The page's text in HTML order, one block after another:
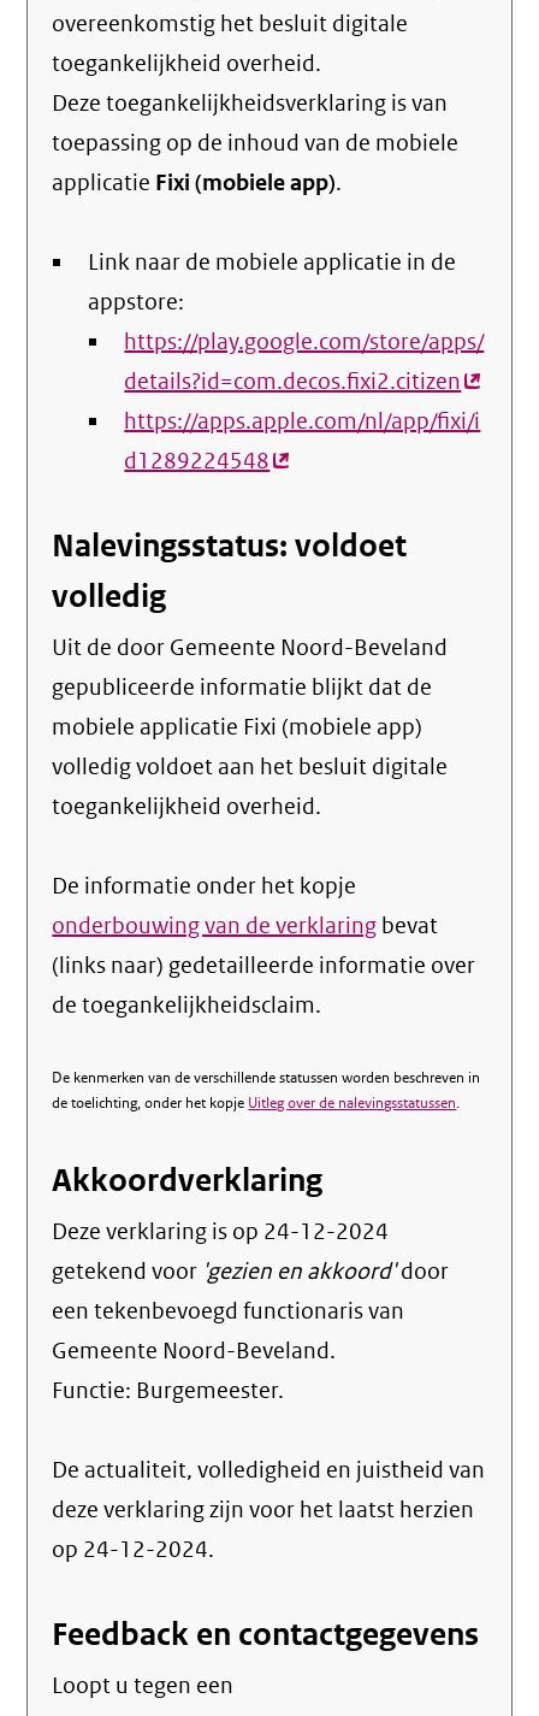
overeenkomstig het besluit digitale
toegankelijkheid overheid.
Deze toegankelijkheidsverklaring is van
toepassing op de inhoud van de mobiele
applicatie Fixi (mobiele app).
Link naar de mobiele applicatie in de
appstore:
https://play.google.com/store/apps/
details?id=com.decos.fixi2.citizen
link)
https://apps.apple.com/nl/app/fixi/i
d1289224548(externe
Nalevingsstatus: voldoet
volledig
Uit de door Gemeente Noord-Beveland
gepubliceerde informatie blijkt dat de
mobiele applicatie Fixi (mobiele app)
volledig voldoet aan het besluit digitale
toegankelijkheid overheid.
De informatie onder het kopje
onderbouwing van de verklaring bevat
(links naar) gedetailleerde informatie over
de toegankelijkheidsclaim.
De kenmerken van de verschillende statussen worden beschreven in
de toelichting, onder het kopje Uitleg over de nalevingsstatussen.
Akkoordverklaring
Deze verklaring is op 24-12-2024
getekend voor 'gezien en akkoord'door
een tekenbevoegd functionaris van
Gemeente Noord-Beveland.
Functie: Burgemeester.
De actualiteit, volledigheid en juistheid van
deze verklaring zijn voor het laatst herzien
op 24-12-2024.
Feedback en contactgegevens
Loopt u tegen een